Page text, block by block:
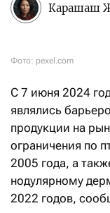
Карашаш
Фото: pexel.com
С 7 июня 2024
являлись
продукции на
ограничения по
2005 года, а
нодулярному
2022 годов,